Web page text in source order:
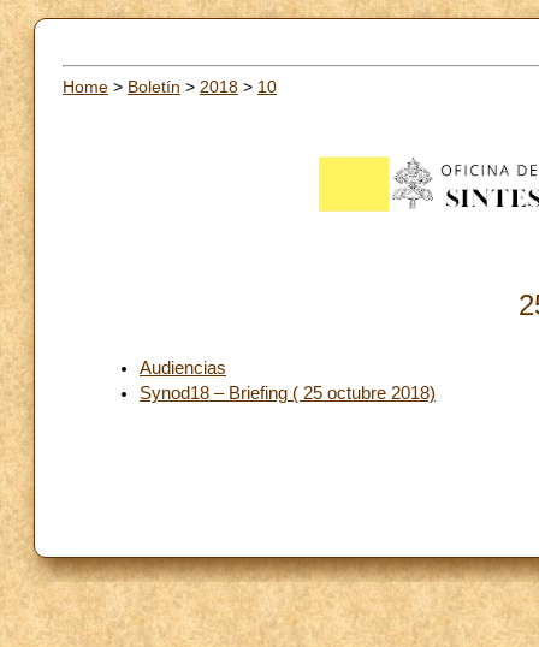
Home > Boletín > 2018 > 10
Audiencias
Synod18 – Briefing ( 25 octubre 2018)